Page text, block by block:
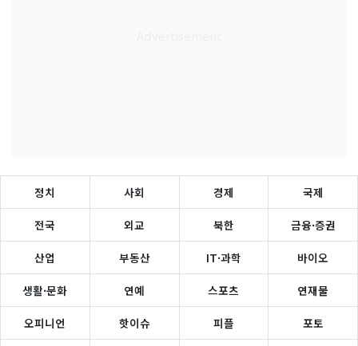
정치 사회 경제 국제
전국 외교 북한 금융·증권
산업 부동산 IT·과학 바이오
생활·문화 연예 스포츠 연재물
오피니언 핫이슈 피플 포토